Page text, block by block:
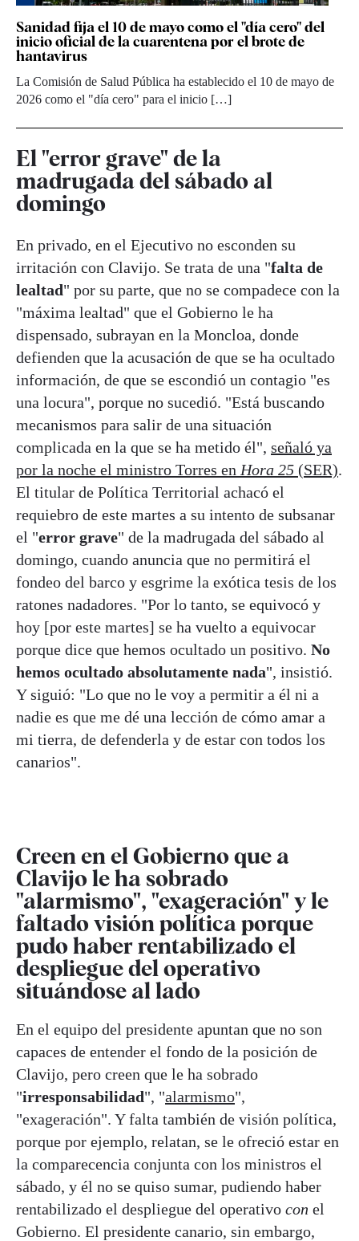
Sanidad fija el 10 de mayo como el "día cero" del
inicio oficial de la cuarentena por el brote de
hantavirus
La Comisión de Salud Pública ha establecido el 10 de mayo de
2026 como el "día cero" para el inicio […]
El "error grave" de la
madrugada del sábado al
domingo
En privado, en el Ejecutivo no esconden su
irritación con Clavijo. Se trata de una "falta de
lealtad" por su parte, que no se compadece con la
"máxima lealtad" que el Gobierno le ha
dispensado, subrayan en la Moncloa, donde
defienden que la acusación de que se ha ocultado
información, de que se escondió un contagio "es
una locura", porque no sucedió. "Está buscando
mecanismos para salir de una situación
complicada en la que se ha metido él", señaló ya
por la noche el ministro Torres en Hora 25 (SER).
El titular de Política Territorial achacó el
requiebro de este martes a su intento de subsanar
el "error grave" de la madrugada del sábado al
domingo, cuando anuncia que no permitirá el
fondeo del barco y esgrime la exótica tesis de los
ratones nadadores. "Por lo tanto, se equivocó y
hoy [por este martes] se ha vuelto a equivocar
porque dice que hemos ocultado un positivo. No
hemos ocultado absolutamente nada", insistió.
Y siguió: "Lo que no le voy a permitir a él ni a
nadie es que me dé una lección de cómo amar a
mi tierra, de defenderla y de estar con todos los
canarios".
Creen en el Gobierno que a
Clavijo le ha sobrado
"alarmismo", "exageración" y le
faltado visión política porque
pudo haber rentabilizado el
despliegue del operativo
situándose al lado
En el equipo del presidente apuntan que no son
capaces de entender el fondo de la posición de
Clavijo, pero creen que le ha sobrado
"irresponsabilidad", "alarmismo",
"exageración". Y falta también de visión política,
porque por ejemplo, relatan, se le ofreció estar en
la comparecencia conjunta con los ministros el
sábado, y él no se quiso sumar, pudiendo haber
rentabilizado el despliegue del operativo con el
Gobierno. El presidente canario, sin embargo,